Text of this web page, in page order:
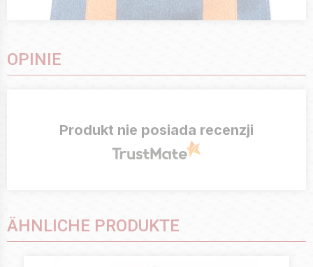
OPINIE
Produkt nie posiada recenzji
ÄHNLICHE PRODUKTE